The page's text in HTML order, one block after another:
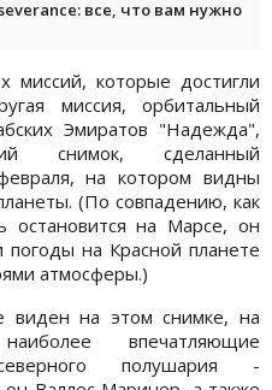
все, что вам нужно
миссий, которые достигли
миссия, орбитальный
Эмиратов "Надежда",
снимок, сделанный
на котором видны
(По совпадению, как
остановится на Марсе, он
погоды на Красной планете
атмосферы.)
виден на этом снимке, на
впечатляющие
северного полушария -